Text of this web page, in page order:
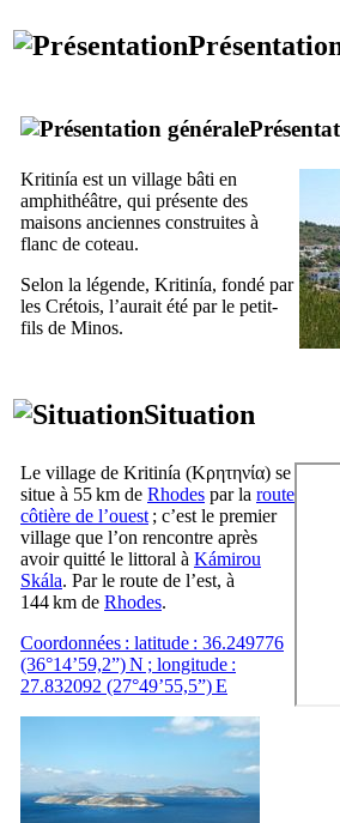
Kritinía est un village bâti en
amphithéâtre, qui présente des
maisons anciennes construites à
flanc de coteau.
Selon la légende, Kritinía, fondé par
les Crétois, l’aurait été par le petit-
fils de Minos.
Situation
Le village de Kritinía (Κρητηνία) se
situe à 55 km de Rhodes par la route
côtière de l’ouest ; c’est le premier
village que l’on rencontre après
avoir quitté le littoral à Kámirou
Skála. Par le route de l’est, à
144 km de Rhodes.
Coordonnées : latitude : 36.249776
(36°14’59,2”) N ; longitude :
27.832092 (27°49’55,5”) E